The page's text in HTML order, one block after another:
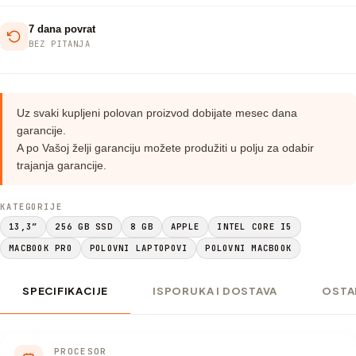
7 dana povrat
BEZ PITANJA
Uz svaki kupljeni polovan proizvod dobijate mesec dana
garancije.
A po Vašoj želji garanciju možete produžiti u polju za odabir
trajanja garancije.
KATEGORIJE
13,3”
256 GB SSD 8 GB APPLE
INTEL CORE I5
MACBOOK PRO
POLOVNI LAPTOPOVI POLOVNI MACBOOK
SPECIFIKACIJE ISPORUKA I DOSTAVA
PROCESOR